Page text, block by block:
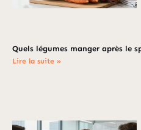
Quels légumes manger après le
Lire la suite »